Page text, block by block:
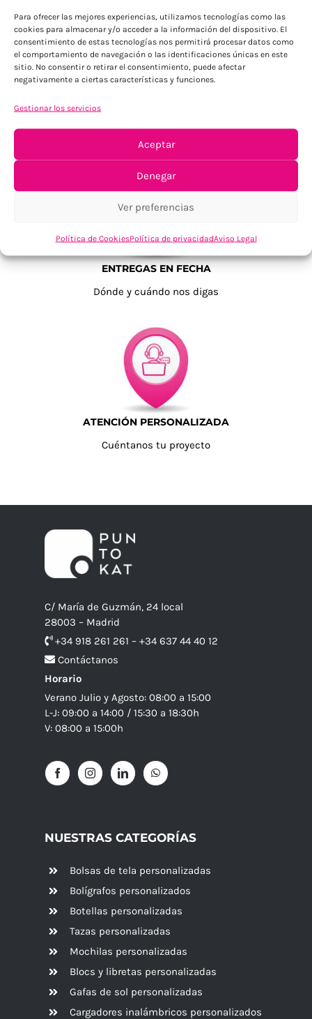
Para ofrecer las mejores experiencias, utilizamos tecnologías como las
cookies para almacenar y/o acceder a la información del dispositivo. El
consentimiento de estas tecnologías nos permitirá procesar datos como
el comportamiento de navegación o las identificaciones únicas en este
sitio. No consentir o retirar el consentimiento, puede afectar
negativamente a ciertas características y funciones.
Gestionar los servicios
Aceptar
Denegar
Ver preferencias
Política de CookiesPolítica de privacidadAviso Legal
TU SATISFACCIÓN = LA NUESTRA
Tu confianza, nuestro objetivo
ENTREGAS EN FECHA
Dónde y cuándo nos digas
ATENCIÓN PERSONALIZADA
Cuéntanos tu proyecto
C/ María de Guzmán, 24 local
28003 – Madrid
+34 918 261 261 – +34 637 44 40 12
Contáctanos
Horario
Verano Julio y Agosto: 08:00 a 15:00
L-J: 09:00 a 14:00 / 15:30 a 18:30h
V: 08:00 a 15:00h
NUESTRAS CATEGORÍAS
Bolsas de tela personalizadas
Bolígrafos personalizados
Botellas personalizadas
Tazas personalizadas
Mochilas personalizadas
Blocs y libretas personalizadas
Gafas de sol personalizadas
Cargadores inalámbricos personalizados